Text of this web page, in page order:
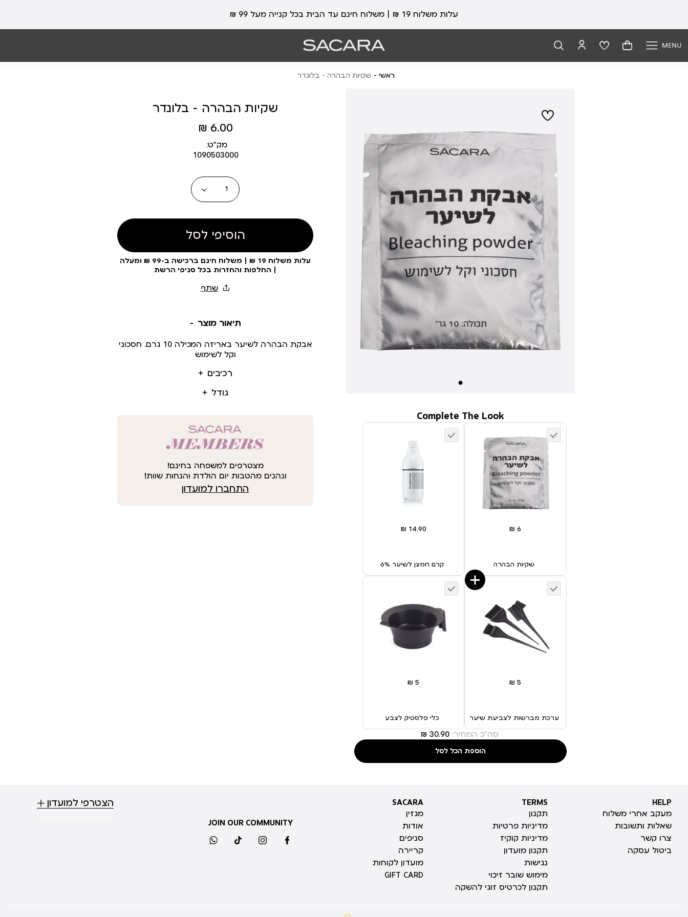
עלות משלוח 19 ₪ | משלוח חינם עד הבית בכל קנייה מעל 99 ₪
ראשי שקיות הבהרה - בלונדר
שקיות הבהרה - בלונדר
מחיר
מוצר
6.00 ₪
מק״ט:
1090503000
כמות
הוסיפי לסל
עלות משלוח 19 ₪ | משלוח חינם ברכישה ב-99 ₪ ומעלה
| החלפות והחזרות בכל סניפי הרשת
תיאור מוצר
רכיבים
גודל
אבקת הבהרה לשיער באריזה המכילה 10 גרם. חסכוני
וקל לשימוש
מצטרפים למשפחה בחינם!
ונהנים מהטבות יום הולדת והנחות שוות!
התחברו למועדון
שקיות הבהרה קרם חמצן לשיער 6%
ערכת מברשות לצביעת שיער כלי פלסטיק לצבע
Complete The Look
סה"כ המחיר: ‏30.90 ₪
הוספת הכל לסל
HELP
HELP
מעקב אחרי משלוח
שאלות ותשובות
צרו קשר
ביטול עסקה
TERMS
TERMS
תקנון
מדיניות פרטיות
מדיניות קוקיז
תקנון מועדון
נגישות
מימוש שובר זיכוי
תקנון לכרטיס זוגי להשקה
SACARA
SACARA
מגזין
אודות
סניפים
קריירה
מועדון לקוחות
GIFT CARD
JOIN OUR COMMUNITY
facebook
instagram
tiktok
whatsapp
הצטרפי למועדון